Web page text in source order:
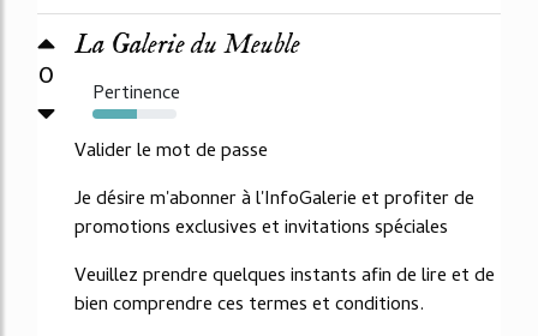
0
La Galerie du Meuble
Pertinence
53%
Valider le mot de passe
Je désire m'abonner à l'InfoGalerie et profiter de
promotions exclusives et invitations spéciales
Veuillez prendre quelques instants afin de lire et de
bien comprendre ces termes et conditions.